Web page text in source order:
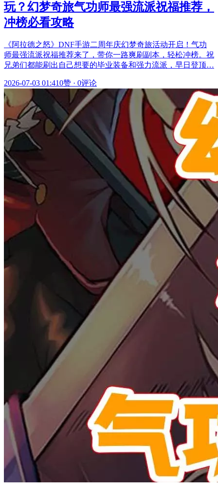
玩？幻梦奇旅气功师最强流派祝福推荐，
冲榜必看攻略
《阿拉德之怒》DNF手游二周年庆幻梦奇旅活动开启！气功
师最强流派祝福推荐来了，带你一路爽刷副本，轻松冲榜。祝
兄弟们都能刷出自己想要的毕业装备和强力流派，早日登顶…
2026-07-03 01:410赞 · 0评论